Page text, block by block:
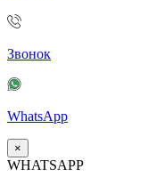
Звонок
WhatsApp
×
WHATSAPP